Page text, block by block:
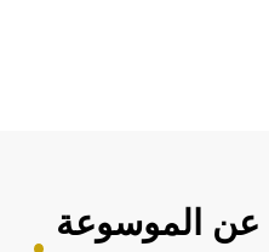
عن الموسوعة